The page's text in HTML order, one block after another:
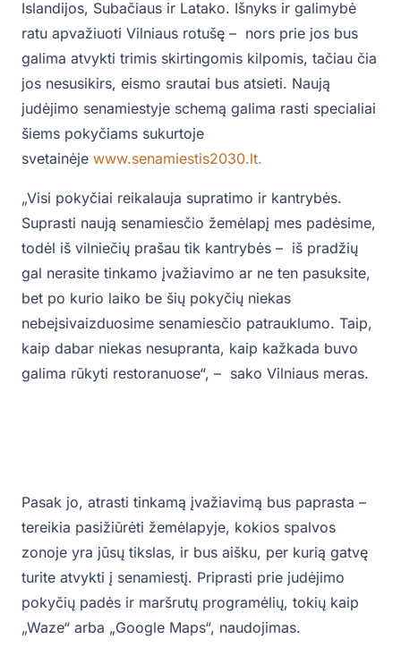
Islandijos, Subačiaus ir Latako. Išnyks ir galimybė
ratu apvažiuoti Vilniaus rotušę – nors prie jos bus
galima atvykti trimis skirtingomis kilpomis, tačiau čia
jos nesusikirs, eismo srautai bus atsieti. Naują
judėjimo senamiestyje schemą galima rasti specialiai
šiems pokyčiams sukurtoje
svetainėje www.senamiestis2030.lt.
„Visi pokyčiai reikalauja supratimo ir kantrybės.
Suprasti naują senamiesčio žemėlapį mes padėsime,
todėl iš vilniečių prašau tik kantrybės – iš pradžių
gal nerasite tinkamo įvažiavimo ar ne ten pasuksite,
bet po kurio laiko be šių pokyčių niekas
nebeįsivaizduosime senamiesčio patrauklumo. Taip,
kaip dabar niekas nesupranta, kaip kažkada buvo
galima rūkyti restoranuose“, – sako Vilniaus meras.
Pasak jo, atrasti tinkamą įvažiavimą bus paprasta –
tereikia pasižiūrėti žemėlapyje, kokios spalvos
zonoje yra jūsų tikslas, ir bus aišku, per kurią gatvę
turite atvykti į senamiestį. Priprasti prie judėjimo
pokyčių padės ir maršrutų programėlių, tokių kaip
„Waze“ arba „Google Maps“, naudojimas.